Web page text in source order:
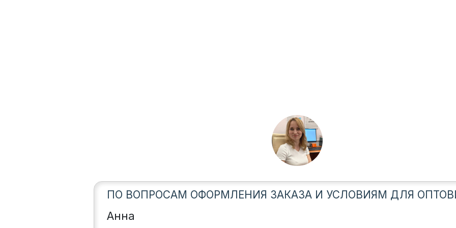
ПО ВОПРОСАМ ОФОРМЛЕНИЯ ЗАКАЗА И УСЛОВИЯМ ДЛЯ
Анна